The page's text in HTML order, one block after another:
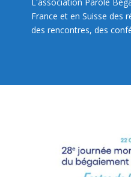
France et en Suisse des
des rencontres, des